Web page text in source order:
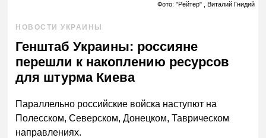
Фото: "Рейтер" , Виталий Гнидий
НОВОСТИ УКРАИНЫ
Генштаб Украины: россияне
перешли к накоплению ресурсов
для штурма Киева
Параллельно российские войска наступют на
Полесском, Северском, Донецком, Таврическом
направлениях.